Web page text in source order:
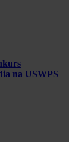
na USWPS